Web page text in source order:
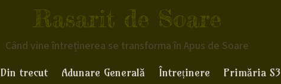
Rasarit de Soare
Când vine întreținerea se transforma în Apus de Soare
Din trecut Adunare Generală Întreținere Primăria S3